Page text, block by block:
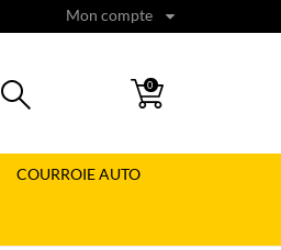
Mon compte
0
COURROIE AUTO